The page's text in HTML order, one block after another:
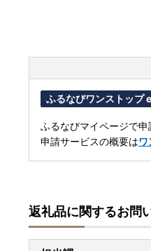
ふるなびワンストップ
ふるなびマイページで申
申請サービスの概要はワ
返礼品に関するお問